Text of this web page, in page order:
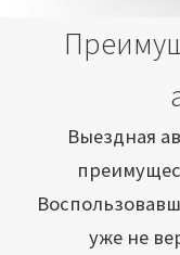
Выездная
уже не